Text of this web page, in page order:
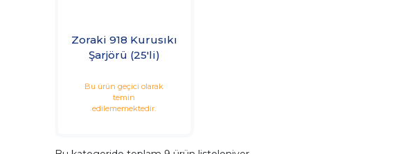
Zoraki 918 Kurusıkı
Şarjörü (25'li)
Bu ürün geçici olarak
temin
edilememektedir.